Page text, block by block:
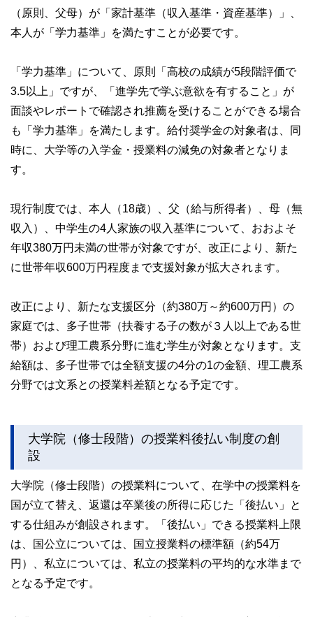
（原則、父母）が「家計基準（収入基準・資産基準）」、
本人が「学力基準」を満たすことが必要です。
「学力基準」について、原則「高校の成績が5段階評価で
3.5以上」ですが、「進学先で学ぶ意欲を有すること」が
面談やレポートで確認され推薦を受けることができる場合
も「学力基準」を満たします。給付奨学金の対象者は、同
時に、大学等の入学金・授業料の減免の対象者となりま
す。
現行制度では、本人（18歳）、父（給与所得者）、母（無
収入）、中学生の4人家族の収入基準について、おおよそ
年収380万円未満の世帯が対象ですが、改正により、新た
に世帯年収600万円程度まで支援対象が拡大されます。
改正により、新たな支援区分（約380万～約600万円）の
家庭では、多子世帯（扶養する子の数が３人以上である世
帯）および理工農系分野に進む学生が対象となります。支
給額は、多子世帯では全額支援の4分の1の金額、理工農系
分野では文系との授業料差額となる予定です。
大学院（修士段階）の授業料後払い制度の創
設
大学院（修士段階）の授業料について、在学中の授業料を
国が立て替え、返還は卒業後の所得に応じた「後払い」と
する仕組みが創設されます。「後払い」できる授業料上限
は、国公立については、国立授業料の標準額（約54万
円）、私立については、私立の授業料の平均的な水準まで
となる予定です。